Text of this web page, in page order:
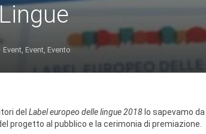
Event, Event, Evento
del Label europeo delle lingue2018 lo sapevamo da
progetto al pubblico e la cerimonia di premiazione.